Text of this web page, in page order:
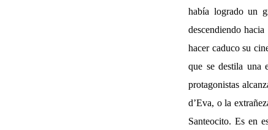
había logrado un
descendiendo
hacer caduco su
que se destila una
protagonistas
d’Eva, o la
Santeocito. Es en